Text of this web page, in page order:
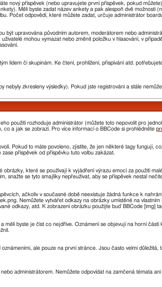
nový příspěvek (nebo upravujete první příspěvek, pokud
Měli byste zadat název ankety a pak alespoň dvě možnosti
Počet odpovědí, které můžete zadat, určuje administrátor
být upravována původním autorem, moderátorem nebo
mohou vymazat nebo změnit položku v hlasování, v
lidem či skupinám. Ke čtení, prohlížení, přispívání atd.
nebyly zkresleny výsledky). Pokud jste registrováni a stále
použití rozhoduje administrátor (můžete toto nepovolit pro
co a jak se zobrazí. Pro více informací o BBCode si prohlédněte
Pokud to máte povoleno, zjistíte, že jen některé tagy fungují,
příspěvek od příspěvku tuto volbu zakázat.
obrázky, které se používají k vyjádření výrazu emocí za použití
snažte se tyto smajlíky nepřeužívat, aby se příspěvek nestal
ačkoliv v současné době neexistuje žádná funkce k
Nemůžete vytvářet odkazy na obrázky umístěné na
odkazy, atd. K zobrazení obrázku použijte buď BBCode [img]
měli byste je číst co nejdříve. Oznámení se objevují na horní
ale pouze na první stránce. Jsou často velmi
administrátorem. Nemůžete odpovídat na zamčená témata